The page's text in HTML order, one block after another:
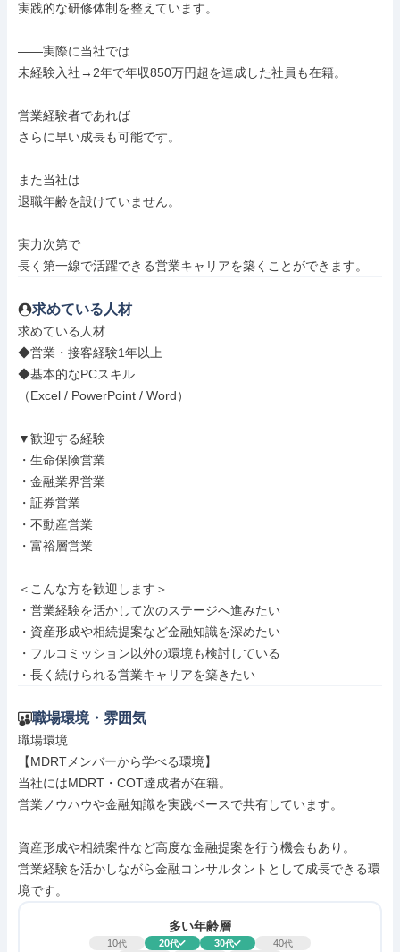
実践的な研修体制を整えています。
――実際に当社では
未経験入社→2年で年収850万円超を達成した社員も在籍。
営業経験者であれば
さらに早い成長も可能です。
また当社は
退職年齢を設けていません。
実力次第で
長く第一線で活躍できる営業キャリアを築くことができます。
求めている人材
求めている人材
◆営業・接客経験1年以上
◆基本的なPCスキル
（Excel / PowerPoint / Word）
▼歓迎する経験
・生命保険営業
・金融業界営業
・証券営業
・不動産営業
・富裕層営業
＜こんな方を歓迎します＞
・営業経験を活かして次のステージへ進みたい
・資産形成や相続提案など金融知識を深めたい
・フルコミッション以外の環境も検討している
・長く続けられる営業キャリアを築きたい
職場環境・雰囲気
職場環境
【MDRTメンバーから学べる環境】
当社にはMDRT・COT達成者が在籍。
営業ノウハウや金融知識を実践ベースで共有しています。
資産形成や相続案件など高度な金融提案を行う機会もあり。
営業経験を活かしながら金融コンサルタントとして成長できる環
境です。
多い年齢層
10代 20代 30代 40代